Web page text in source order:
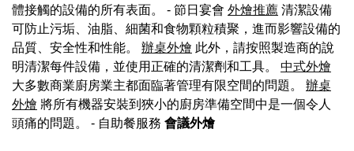
體接觸的設備的所有表面。 - 節日宴會 外燴推薦 清潔設備
可防止污垢、油脂、細菌和食物顆粒積聚，進而影響設備的
品質、安全性和性能。 辦桌外燴 此外，請按照製造商的說
明清潔每件設備，並使用正確的清潔劑和工具。 中式外燴
大多數商業廚房業主都面臨著管理有限空間的問題。 辦桌
外燴 將所有機器安裝到狹小的廚房準備空間中是一個令人
頭痛的問題。 - 自助餐服務 會議外燴